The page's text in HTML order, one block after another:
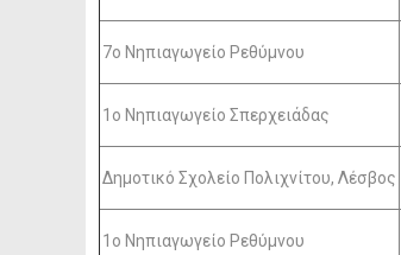
7ο Νηπιαγωγείο Ρεθύμνου
1ο Νηπιαγωγείο Σπερχειάδας
Δημοτικό Σχολείο Πολιχνίτου, Λέσβος
1ο Νηπιαγωγείο Ρεθύμνου